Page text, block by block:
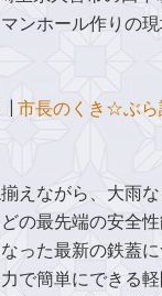
ンホール作りの
市長のくき☆ぶら
えながら、大雨
の最先端の安全
った最新の鉄蓋に
で簡単にできる